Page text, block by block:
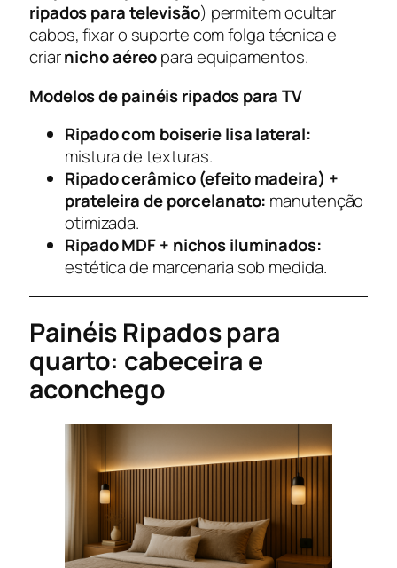
ripados para televisão) permitem ocultar
cabos, fixar o suporte com folga técnica e
criarnicho aéreopara equipamentos.
Modelos de painéis ripados para TV
Ripado com boiserie lisa lateral:
mistura de texturas.
Ripado cerâmico (efeito madeira) +
prateleira de porcelanato: manutenção
otimizada.
Ripado MDF + nichos iluminados:
estética de marcenaria sob medida.
Painéis Ripados para
quarto: cabeceira e
aconchego